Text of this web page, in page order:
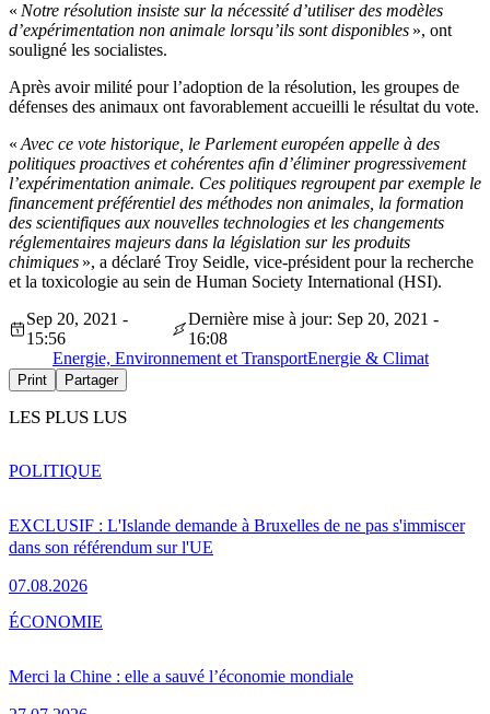
« Notre résolution insiste sur la nécessité d’utiliser des modèles
d’expérimentation non animale lorsqu’ils sont disponibles », ont
souligné les socialistes.
Après avoir milité pour l’adoption de la résolution, les groupes de
défenses des animaux ont favorablement accueilli le résultat du vote.
« Avec ce vote historique, le Parlement européen appelle à des
politiques proactives et cohérentes afin d’éliminer progressivement
l’expérimentation animale. Ces politiques regroupent par exemple le
financement préférentiel des méthodes non animales, la formation
des scientifiques aux nouvelles technologies et les changements
réglementaires majeurs dans la législation sur les produits
chimiques », a déclaré Troy Seidle, vice-président pour la recherche
et la toxicologie au sein de Human Society International (HSI).
Sep 20, 2021 -
15:56
Dernière mise à jour: Sep 20, 2021 -
16:08
Energie, Environnement et TransportEnergie & Climat
Print Partager
LES PLUS LUS
EXCLUSIF : L'Islande demande à Bruxelles de ne pas s'immiscer
dans son référendum sur l'UE
07.08.2026
POLITIQUE
Merci la Chine : elle a sauvé l’économie mondiale
ÉCONOMIE